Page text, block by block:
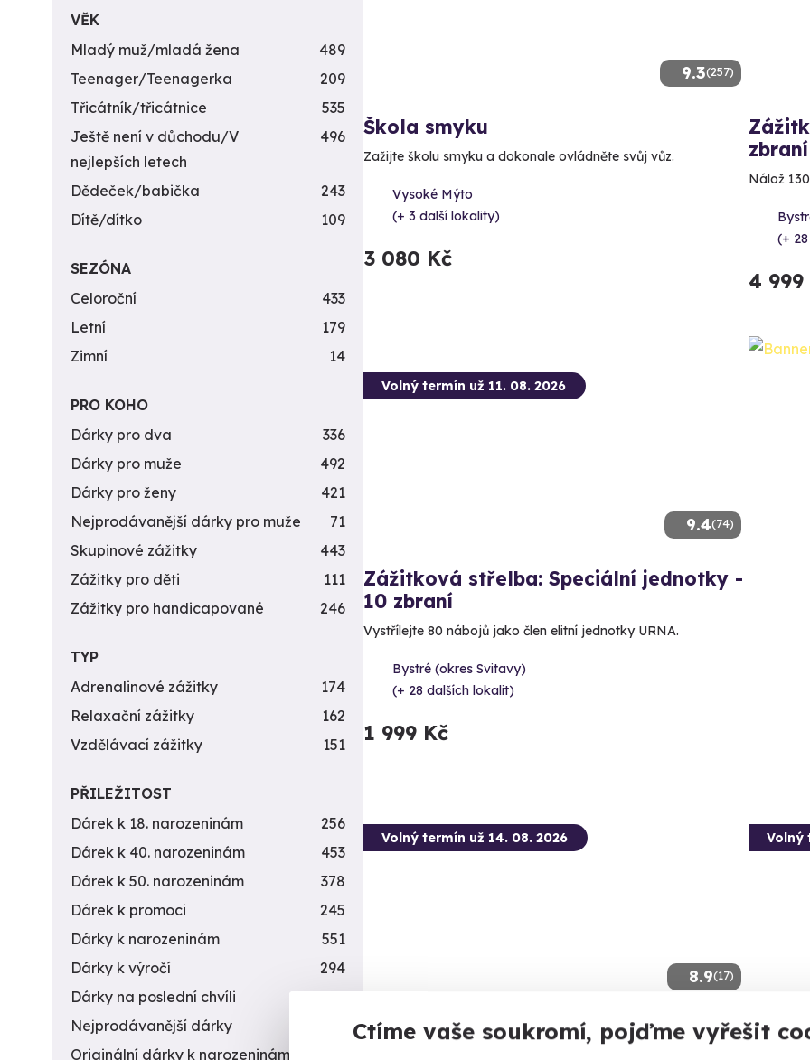
Ctíme vaše soukromí, pojďme vyřešit
9.3(257)
Škola smyku
Zažijte školu smyku a dokonale ovládněte svůj vůz.
Vysoké Mýto
(+ 3 další lokality)
3 080 Kč
zbraní
Nálož
(+
4 999
9.4(74)
Volný termín už 11. 08. 2026
Zážitková střelba: Speciální jednotky -
10 zbraní
Vystřílejte 80 nábojů jako člen elitní jednotky URNA.
Bystré (okres Svitavy)
(+ 28 dalších lokalit)
1 999 Kč
8.9(17)
Volný termín už 14. 08. 2026
Zážitková střelba: Zbraně z online
Volný
VĚK
Mladý muž/mladá žena
489
Teenager/Teenagerka
209
Třicátník/třicátnice
535
Ještě není v důchodu/V
nejlepších letech
496
Dědeček/babička
243
Dítě/dítko
109
SEZÓNA
Celoroční
433
Letní
179
Zimní
14
PRO KOHO
Dárky pro dva
336
Dárky pro muže
492
Dárky pro ženy
421
Nejprodávanější dárky pro muže
71
Skupinové zážitky
443
Zážitky pro děti
111
Zážitky pro handicapované
246
TYP
Adrenalinové zážitky
174
Relaxační zážitky
162
Vzdělávací zážitky
151
PŘILEŽITOST
Dárek k 18. narozeninám
256
Dárek k 40. narozeninám
453
Dárek k 50. narozeninám
378
Dárek k promoci
245
Dárky k narozeninám
551
Dárky k výročí
294
Dárky na poslední chvíli
450
Nejprodávanější dárky
Originální dárky k narozeninám